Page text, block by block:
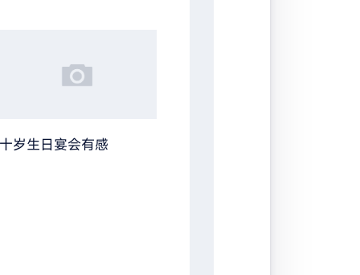
十岁生日宴会有感